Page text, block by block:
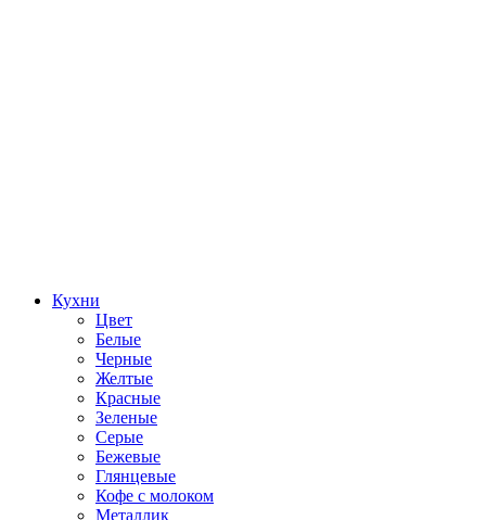
Кухни
Цвет
Белые
Черные
Желтые
Красные
Зеленые
Серые
Бежевые
Глянцевые
Кофе с молоком
Металлик